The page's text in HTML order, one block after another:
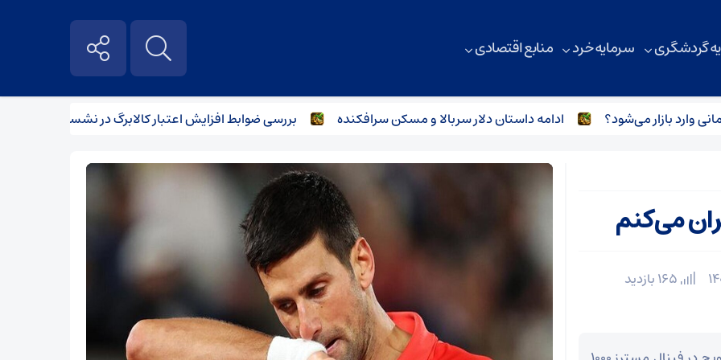
گردشگری سرمایه خرد منابع اقتصادی
ادامه داستان دلار سربالا و مسکن سرافکنده بررسی ضوابط افزایش اعتبار کالابرگ در نشست وزرای اقتصاد و
می‌کنم